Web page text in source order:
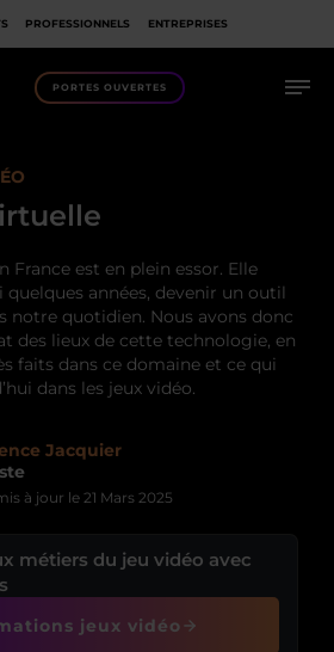
PROFESSIONNELS ENTREPRISES
PORTES OUVERTES
France est en plein essor. Elle
quelques années, devenir un outil
notre quotidien. Nous avons donc
des lieux de cette technologie, en
faits dans ce domaine et ce qui
dans les jeux vidéo.
Jacquier
à jour le21 Mars 2025
métiers du jeu vidéo avec
jeux vidéo